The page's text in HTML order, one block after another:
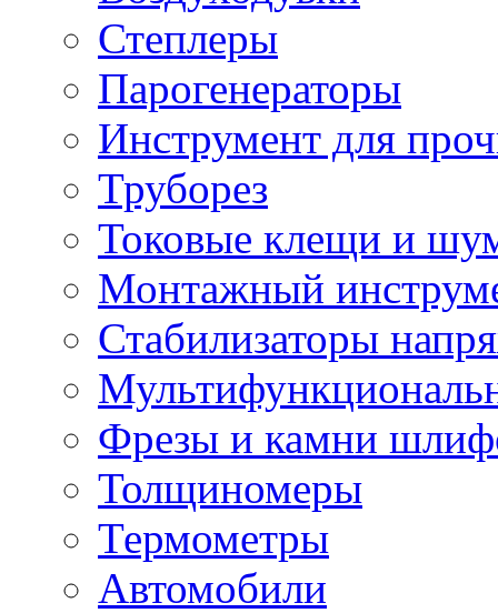
Степлеры
Парогенераторы
Инструмент для
Труборез
Токовые клещи и
Монтажный
Стабилизаторы
Фрезы и камни
Толщиномеры
Термометры
Автомобили